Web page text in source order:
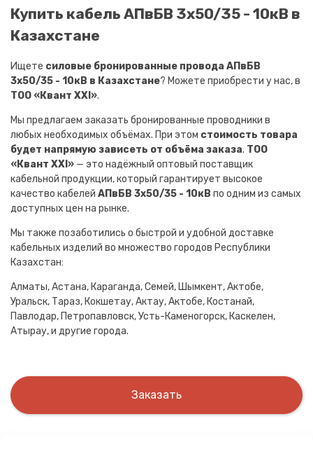
Купить кабель АПвБВ 3х50/35 - 10кВ в
Казахстане
Ищете силовые бронированные провода АПвБВ
3х50/35 - 10кВ в Казахстане? Можете приобрести у нас, в
ТОО «Квант XXI».
Мы предлагаем заказать бронированные проводники в
любых необходимых объёмах. При этом стоимость товара
будет напрямую зависеть от объёма заказа. ТОО
«Квант XXI» — это надёжный оптовый поставщик
кабельной продукции, который гарантирует высокое
качество кабелей АПвБВ 3х50/35 - 10кВ по одним из самых
доступных цен на рынке.
Мы также позаботились о быстрой и удобной доставке
кабельных изделий во множество городов Республики
Казахстан:
Алматы, Астана, Караганда, Семей, Шымкент, Актобе,
Уральск, Тараз, Кокшетау, Актау, Актобе, Костанай,
Павлодар, Петропавловск, Усть-Каменогорск, Каскелен,
Атырау, и другие города.
Заказать